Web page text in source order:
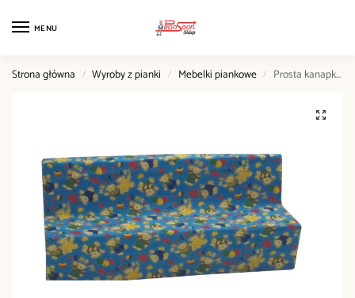
MENU
Strona główna / Wyroby z pianki / Mebelki piankowe / Prosta kanapka 120cm